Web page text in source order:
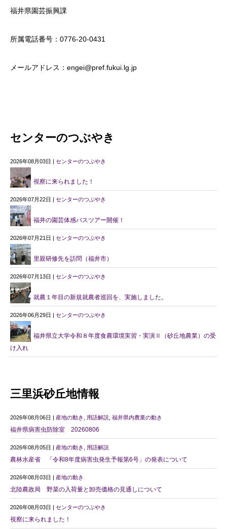
福井県園芸振興課
所属電話番号：0776‐20‐0431
メールアドレス：engei@pref.fukui.lg.jp
センターのつぶやき
2026年08月03日 | センターのつぶやき
視察に来られました！
2026年07月22日 | センターのつぶやき
福井の園芸体感バスツアー開催！
2026年07月21日 | センターのつぶやき
里親研修先を訪問（福井市）
2026年07月13日 | センターのつぶやき
就農１年目の新規就農者巡回を、実施しました。
2026年06月29日 | センターのつぶやき
福井県立大学令和８年度食農環境実習・実演Ⅱ（砂丘地農業）の受
け入れ
三里浜砂丘地情報
2026年08月06日 | 産地の動き 用語解説 福井県内農業の動き
福井県病害虫防除室 20260806
2026年08月05日 | 産地の動き 用語解説
農林水産省 「令和8年度病害虫発生予報第6号」の発表について
2026年08月03日 | 産地の動き
北陸農政局 野菜の入荷量と卸売価格の見通しについて
2026年08月03日 | センターのつぶやき
視察に来られました！